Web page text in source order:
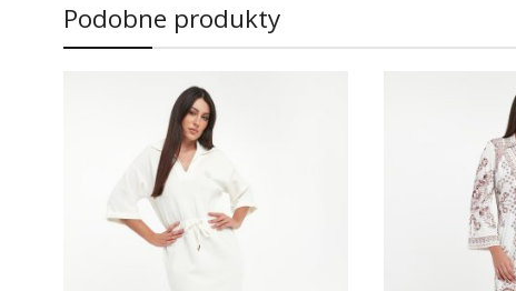
Podobne produkty